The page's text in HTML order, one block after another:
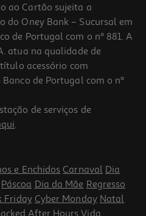
ao Cartão sujeita a
do Oney Bank – Sucursal em
de Portugal com o nº 881. A
atua na qualidade de
acessório com
de Portugal com o nº
de serviços de
.
e Enchidos Carnaval Dia
Páscoa Dia da Mãe Regresso
Friday Cyber Monday Natal
After Hours Vida